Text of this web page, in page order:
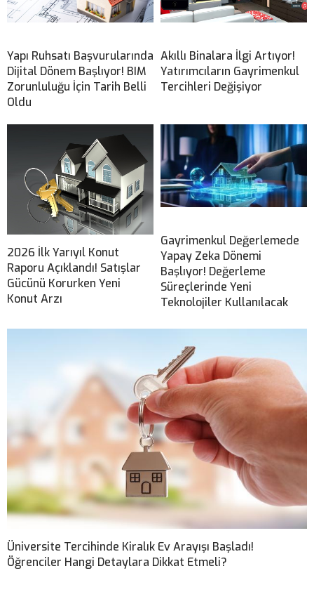
Yapı Ruhsatı Başvurularında
Dijital Dönem Başlıyor! BIM
Zorunluluğu İçin Tarih Belli
Oldu
Akıllı Binalara İlgi Artıyor!
Yatırımcıların Gayrimenkul
Tercihleri Değişiyor
2026 İlk Yarıyıl Konut
Raporu Açıklandı! Satışlar
Gücünü Korurken Yeni
Konut Arzı
Gayrimenkul Değerlemede
Yapay Zeka Dönemi
Başlıyor! Değerleme
Süreçlerinde Yeni
Teknolojiler Kullanılacak
Üniversite Tercihinde Kiralık Ev Arayışı Başladı!
Öğrenciler Hangi Detaylara Dikkat Etmeli?